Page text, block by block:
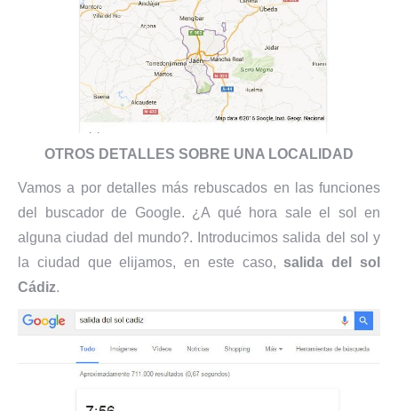
OTROS DETALLES SOBRE UNA LOCALIDAD
Vamos a por detalles más rebuscados en las funciones
del buscador de Google. ¿A qué hora sale el sol en
alguna ciudad del mundo?. Introducimos salida del sol y
la ciudad que elijamos, en este caso,salida del sol
Cádiz.